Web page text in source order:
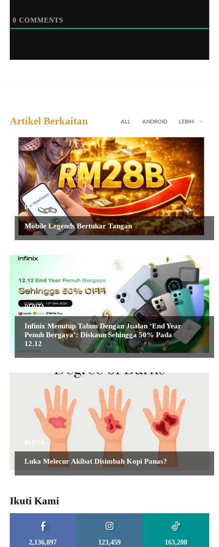
0 COMMENTS
Artikel Berkaitan ALL ANDROID LEBIH
BERITA
Mobile Legends Bertukar Tangan
BERITA
Infinix Menutup Tahun Dengan Jualan ‘End Year
Penuh Bergaya’: Diskaun Sehingga 50% Pada
12.12
Luka Melecur Akibat Disimbah Kopi Panas?
Ikuti Kami
2,136,897 123,459 163,200